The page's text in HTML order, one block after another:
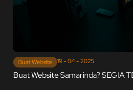
Buat Website 19 - 04 - 2025
Buat Website Samarinda? SEGIA